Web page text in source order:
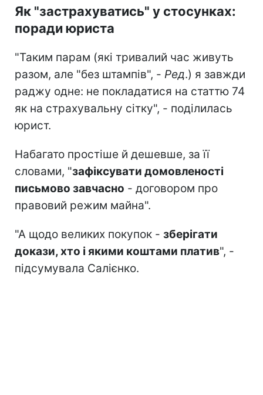
Як "застрахуватись" у стосунках:
поради юриста
"Таким парам (які тривалий час живуть
разом, але "без штампів", - Ред.) я завжди
раджу одне: не покладатися на статтю 74
як на страхувальну сітку", - поділилась
юрист.
Набагато простіше й дешевше, за її
словами, "зафіксувати домовленості
письмово завчасно - договором про
правовий режим майна".
"А щодо великих покупок - зберігати
докази, хто і якими коштами платив", -
підсумувала Салієнко.